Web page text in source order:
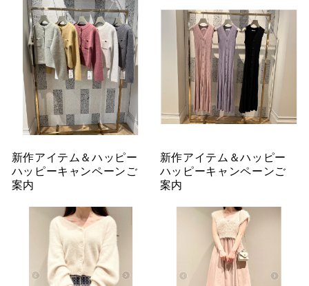
新作アイテム＆ハッピー
ハッピーキャンペーンご
案内
新作アイテム＆ハッピー
ハッピーキャンペーンご
案内